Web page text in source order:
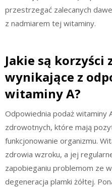
przestrzegać zalecanych
z nadmiarem tej witaminy.
Jakie są korzyści
wynikające z
witaminy A?
Odpowiednia podaż witaminy
zdrowotnych, które mają
funkcjonowanie organizmu.
zdrowia wzroku, a jej
zapobieganiu problemom ze
degeneracja plamki żółtej.